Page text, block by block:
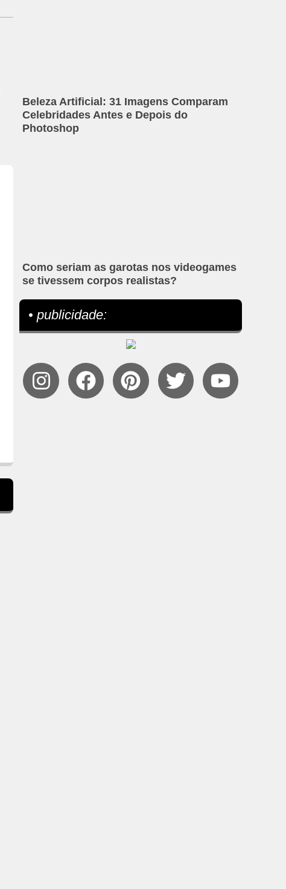
Beleza Artificial: 31 Imagens Comparam
Celebridades Antes e Depois do
Photoshop
Como seriam as garotas nos videogames
se tivessem corpos realistas?
• publicidade: